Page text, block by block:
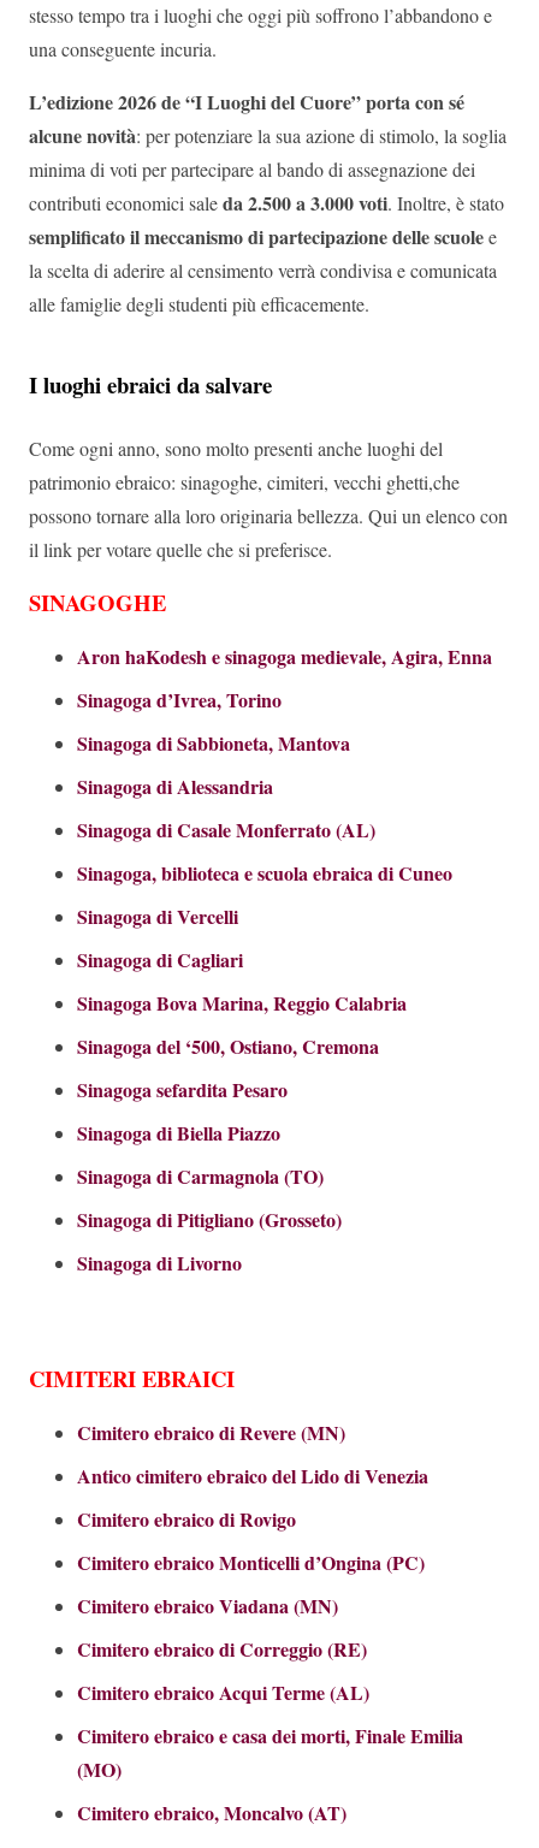
stesso tempo tra i luoghi che oggi più soffrono l’abbandono e
una conseguente incuria.
L’edizione 2026 de “I Luoghi del Cuore” porta con sé
alcune novità: per potenziare la sua azione di stimolo, la soglia
minima di voti per partecipare al bando di assegnazione dei
contributi economici saleda 2.500 a 3.000 voti. Inoltre, è stato
semplificato il meccanismo di partecipazione delle scuolee
la scelta di aderire al censimento verrà condivisa e comunicata
alle famiglie degli studenti più efficacemente.
I luoghi ebraici da salvare
Come ogni anno, sono molto presenti anche luoghi del
patrimonio ebraico: sinagoghe, cimiteri, vecchi ghetti,che
possono tornare alla loro originaria bellezza. Qui un elenco con
il link per votare quelle che si preferisce.
SINAGOGHE
Aron haKodesh e sinagoga medievale, Agira, Enna
Sinagoga d’Ivrea, Torino
Sinagoga di Sabbioneta, Mantova
Sinagoga di Alessandria
Sinagoga di Casale Monferrato (AL)
Sinagoga, biblioteca e scuola ebraica di Cuneo
Sinagoga di Vercelli
Sinagoga di Cagliari
Sinagoga Bova Marina, Reggio Calabria
Sinagoga del ‘500, Ostiano, Cremona
Sinagoga sefardita Pesaro
Sinagoga di Biella Piazzo
Sinagoga di Carmagnola (TO)
Sinagoga di Pitigliano (Grosseto)
Sinagoga di Livorno
CIMITERI EBRAICI
Cimitero ebraico di Revere (MN)
Antico cimitero ebraico del Lido di Venezia
Cimitero ebraico di Rovigo
Cimitero ebraico Monticelli d’Ongina (PC)
Cimitero ebraico Viadana (MN)
Cimitero ebraico di Correggio (RE)
Cimitero ebraico Acqui Terme (AL)
Cimitero ebraico e casa dei morti, Finale Emilia
(MO)
Cimitero ebraico, Moncalvo (AT)